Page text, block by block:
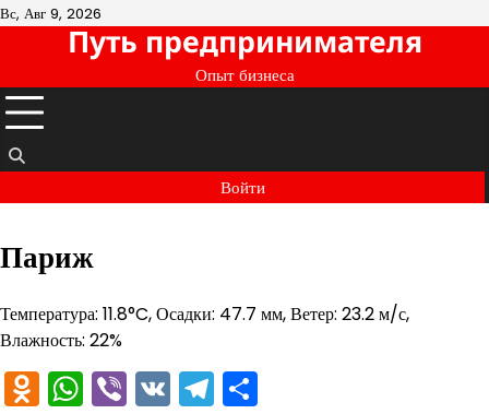
Перейти
содержимому
Вс, Авг 9, 2026
Путь предпринимателя
Опыт бизнеса
Войти
Париж
Температура: 11.8°C, Осадки: 47.7 мм, Ветер: 23.2 м/с,
Влажность: 22%
Odnoklassniki
WhatsApp
Viber
VKTelegram